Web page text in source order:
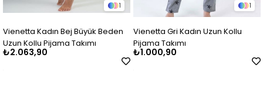
1
Vienetta Kadın Bej Büyük Beden
Uzun Kollu Pijama Takımı
₺2.063,90
1
Vienetta Gri Kadın Uzun Kollu
Pijama Takımı
₺1.000,90